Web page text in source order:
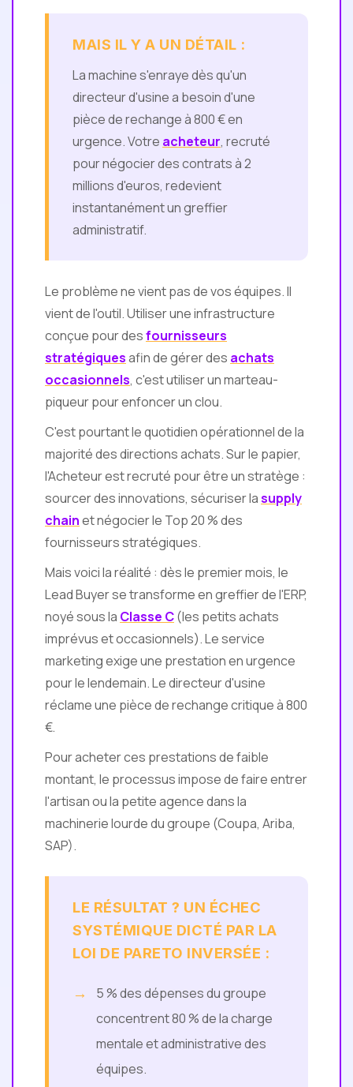
MAIS IL Y A UN DÉTAIL :
La machine s'enraye dès qu'un
directeur d'usine a besoin d'une
pièce de rechange à 800 € en
urgence. Votre acheteur, recruté
pour négocier des contrats à 2
millions d'euros, redevient
instantanément un greffier
administratif.
Le problème ne vient pas de vos équipes. Il
vient de l'outil. Utiliser une infrastructure
conçue pour desfournisseurs
stratégiquesafin de gérer des achats
occasionnels, c'est utiliser un marteau-
piqueur pour enfoncer un clou.
C'est pourtant le quotidien opérationnel de la
majorité des directions achats. Sur le papier,
l'Acheteur est recruté pour être un stratège :
sourcer des innovations, sécuriser lasupply
chainet négocier le Top 20 % des
fournisseurs stratégiques.
Mais voici la réalité : dès le premier mois, le
Lead Buyer se transforme en greffier de l'ERP,
noyé sous la Classe C(les petits achats
imprévus et occasionnels). Le service
marketing exige une prestation en urgence
pour le lendemain. Le directeur d'usine
réclame une pièce de rechange critique à 800
€.
Pour acheter ces prestations de faible
montant, le processus impose de faire entrer
l'artisan ou la petite agence dans la
machinerie lourde du groupe (Coupa, Ariba,
SAP).
LE RÉSULTAT ? UN ÉCHEC
SYSTÉMIQUE DICTÉ PAR LA
LOI DE PARETO INVERSÉE :
5 % des dépenses du groupe
concentrent 80 % de la charge
mentale et administrative des
équipes.